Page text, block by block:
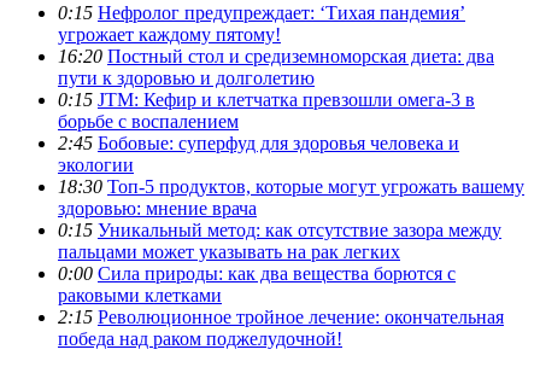
0:15 Нефролог предупреждает: ‘Тихая пандемия’
угрожает каждому пятому!
16:20 Постный стол и средиземноморская диета: два
пути к здоровью и долголетию
0:15 JTM: Кефир и клетчатка превзошли омега-3 в
борьбе с воспалением
2:45 Бобовые: суперфуд для здоровья человека и
экологии
18:30 Топ-5 продуктов, которые могут угрожать вашему
здоровью: мнение врача
0:15 Уникальный метод: как отсутствие зазора между
пальцами может указывать на рак легких
0:00 Сила природы: как два вещества борются с
раковыми клетками
2:15 Революционное тройное лечение: окончательная
победа над раком поджелудочной!